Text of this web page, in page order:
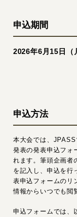
申込期間
2026年6月15日（
申込方法
本大会では、
発表の発表申込フォ
れます。筆頭企画者
を記入し、申込を行
表申込フォームのリ
情報からいつでも閲
申込フォームでは、